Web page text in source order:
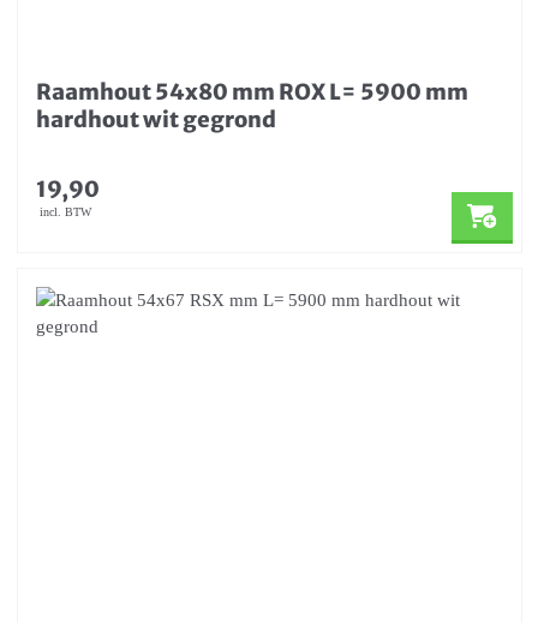
Raamhout 54x80 mm ROX L= 5900 mm
hardhout wit gegrond
19,90
incl. BTW